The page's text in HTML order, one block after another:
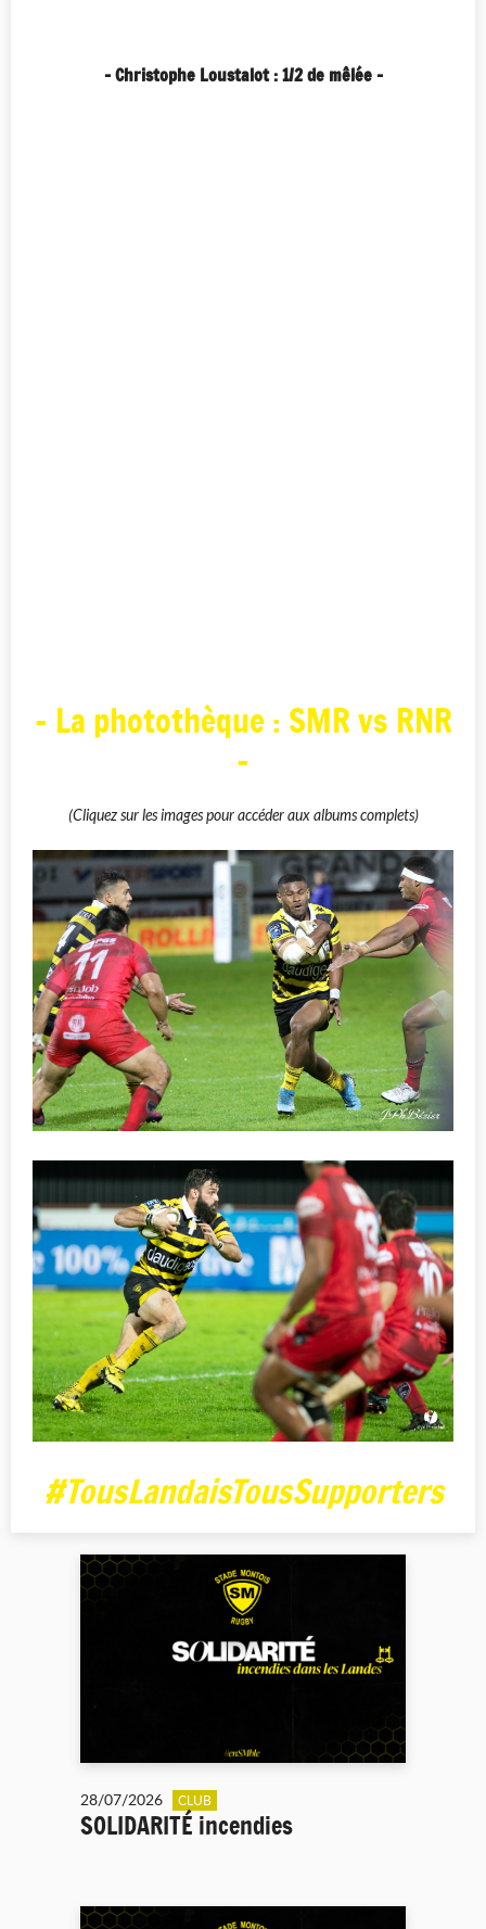
- Christophe Loustalot : 1/2 de mêlée -
- La photothèque : SMR vs RNR
-
(Cliquez sur les images pour accéder aux albums complets)
#TousLandaisTousSupporters
28/07/2026 CLUB
SOLIDARITÉ incendies